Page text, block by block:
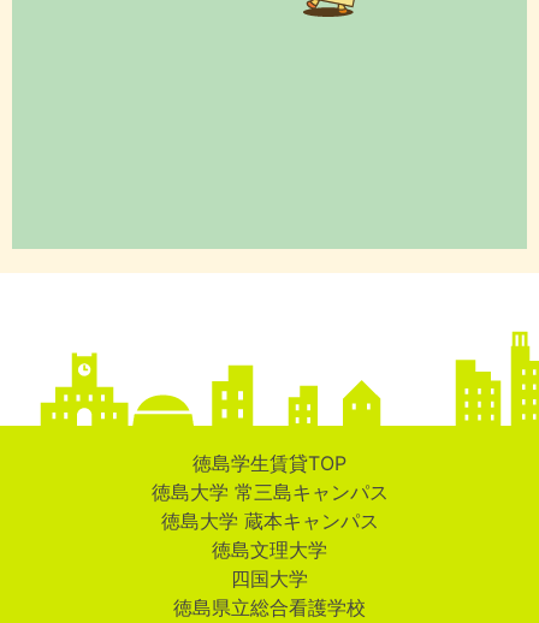
徳島学生賃貸TOP
徳島大学 常三島キャンパス
徳島大学 蔵本キャンパス
徳島文理大学
四国大学
徳島県立総合看護学校